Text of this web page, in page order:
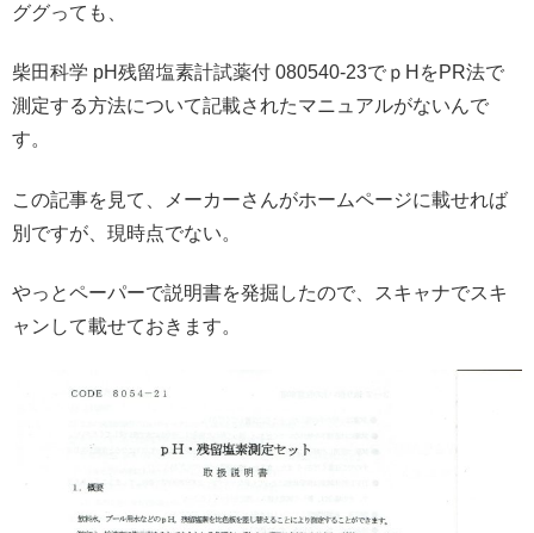
ググっても、
柴田科学 pH残留塩素計試薬付 080540-23でｐHをPR法で
測定する方法について記載されたマニュアルがないんで
す。
この記事を見て、メーカーさんがホームページに載せれば
別ですが、現時点でない。
やっとペーパーで説明書を発掘したので、スキャナでスキ
ャンして載せておきます。